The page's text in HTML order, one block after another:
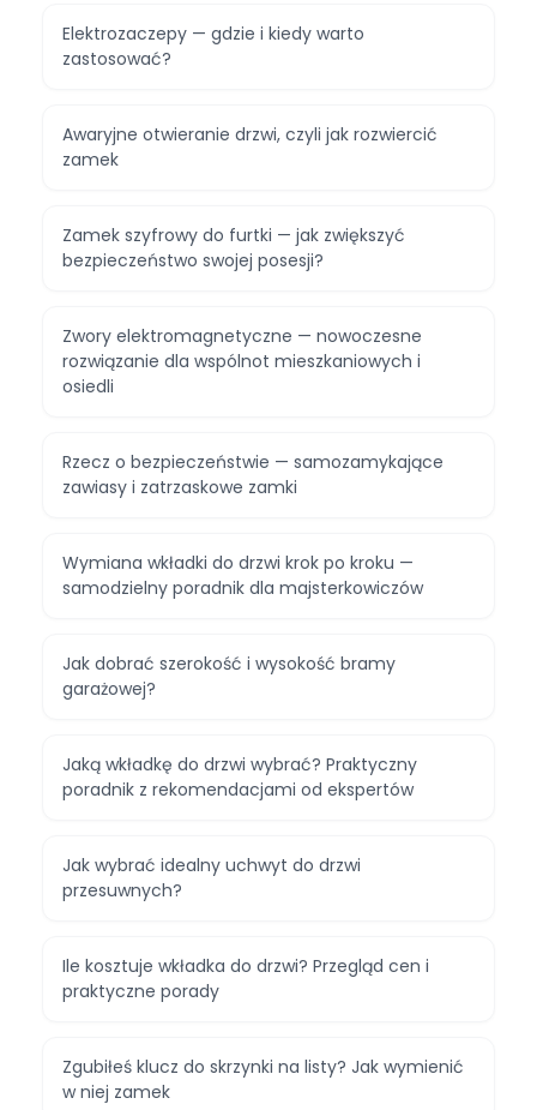
Elektrozaczepy — gdzie i kiedy warto
zastosować?
Awaryjne otwieranie drzwi, czyli jak rozwiercić
zamek
Zamek szyfrowy do furtki — jak zwiększyć
bezpieczeństwo swojej posesji?
Zwory elektromagnetyczne — nowoczesne
rozwiązanie dla wspólnot mieszkaniowych i
osiedli
Rzecz o bezpieczeństwie — samozamykające
zawiasy i zatrzaskowe zamki
Wymiana wkładki do drzwi krok po kroku —
samodzielny poradnik dla majsterkowiczów
Jak dobrać szerokość i wysokość bramy
garażowej?
Jaką wkładkę do drzwi wybrać? Praktyczny
poradnik z rekomendacjami od ekspertów
Jak wybrać idealny uchwyt do drzwi
przesuwnych?
Ile kosztuje wkładka do drzwi? Przegląd cen i
praktyczne porady
Zgubiłeś klucz do skrzynki na listy? Jak wymienić
w niej zamek